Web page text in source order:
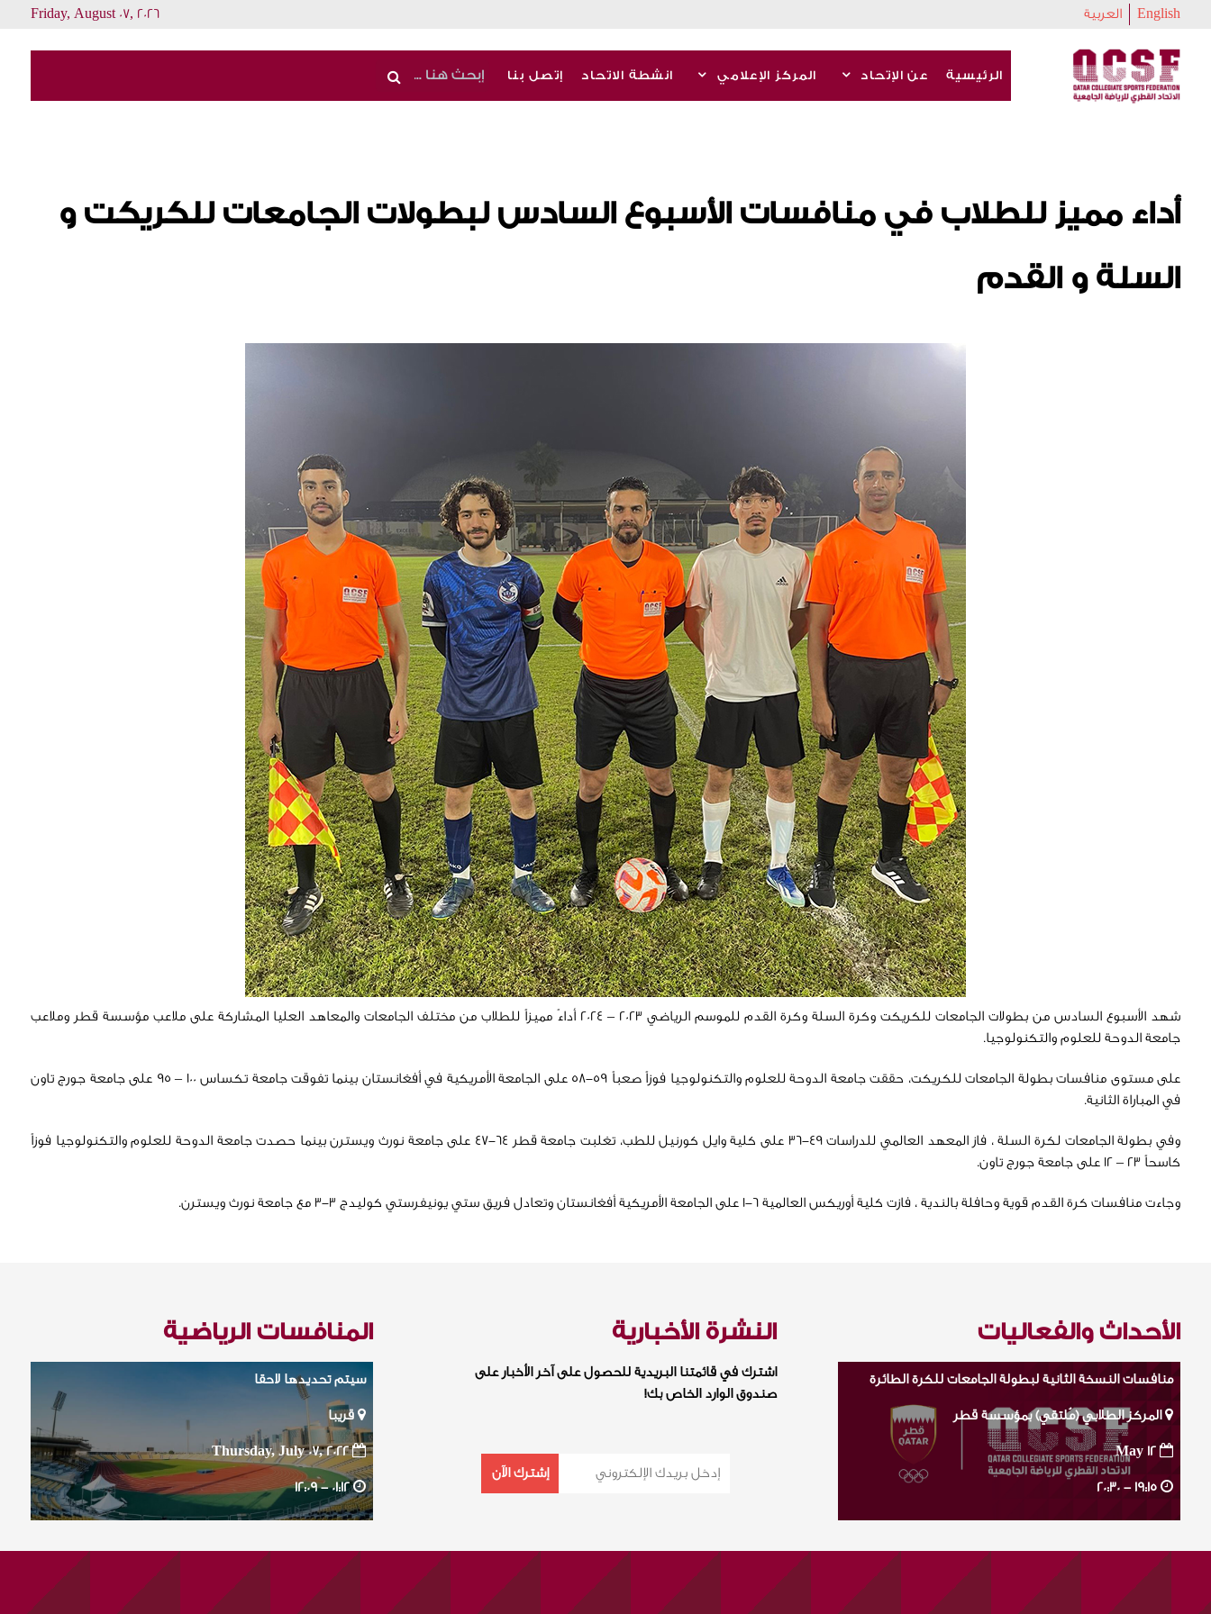
English العربية Friday, August 07, 2026
الرئيسية عن الإتحاد المركز الإعلامي انشطة الاتحاد إتصل بنا
أداء مميز للطلاب في منافسات الأسبوع السادس لبطولات الجامعات للكريكت و
السلة و القدم
شهد الأسبوع السادس من بطولات الجامعات للكريكت وكرة السلة وكرة القدم للموسم الرياضي 2023 – 2024 أداءً مميزاً للطلاب من مختلف الجامعات والمعاهد العليا المشاركة على ملاعب مؤسسة قطر وملاعب
جامعة الدوحة للعلوم والتكنولوجيا.
على مستوى منافسات بطولة الجامعات للكريكت، حققت جامعة الدوحة للعلوم والتكنولوجيا فوزاً صعباً 59-58 على الجامعة الأمريكية في أفغانستان بينما تفوقت جامعة تكساس 100 – 95 على جامعة جورج تاون
في المباراة الثانية.
وفي بطولة الجامعات لكرة السلة ، فاز المعهد العالمي للدراسات 49-36 على كلية وايل كورنيل للطب، تغلبت جامعة قطر 64-47 على جامعة نورث ويسترن بينما حصدت جامعة الدوحة للعلوم والتكنولوجيا فوزاً
كاسحاً 23 – 12 على جامعة جورج تاون.
وجاءت منافسات كرة القدم قوية وحافلة بالندية ، فازت كلية أوريكس العالمية 6-1 على الجامعة الأمريكية أفغانستان وتعادل فريق ستي يونيفرستي كوليدج 3-3 مع جامعة نورث ويسترن.
الأحداث والفعاليات
منافسات النسخة الثانية لبطولة الجامعات للكرة الطائرة
المركز الطلابي (مُلتقي) بمؤسسة قطر
20:30
النشرة الأخبارية
اشترك في قائمتنا البريدية للحصول على آخر الأخبار على
صندوق الوارد الخاص بك!
إشترك الآن
المنافسات الرياضية
سيتم تحديدها لاحقا
قريبا
Thursday, July 07, 2022
01:12 -
12:09